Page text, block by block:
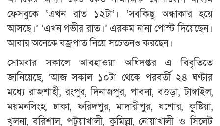
ফেসবুকে ‘এখন রাত ১২টা’। ‘সবকিছু অন্ধাকার হয়ে
আসছে।’ ‘এখন গভীর রাত।’ এরকম নানা পোস্ট দিয়েছেন।
আবার অনেকে বজ্রপাত নিয়ে সচেতনও করছেন।
সোমবার সকালে আবহাওয়া অধিদপ্তর এ বিবৃতিতে
জানিয়েছে, ‘আজ সকাল ১০টা থেকে পরবর্তী ২৪ ঘণ্টার
মধ্যে রাজশাহী, রংপুর, দিনাজপুর, পাবনা, বগুড়া, টাঙ্গাইল,
ময়মনসিংহ, ঢাকা, ফরিদপুর, মাদারীপুর, যশোর, কুষ্টিয়া,
খুলনা, বরিশাল, পটুয়াখালী, কুমিল্লা, নোয়াখালী ও সিলেট